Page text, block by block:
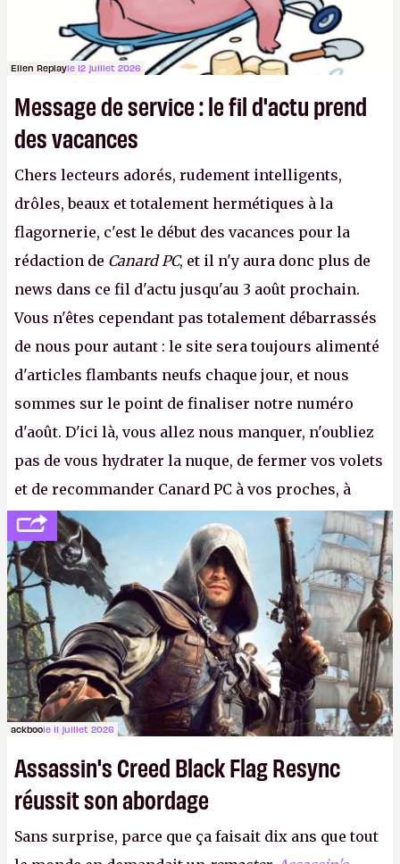
Ellen Replayle 12 juillet 2026
Message de service : le fil d'actu prend
des vacances
Chers lecteurs adorés, rudement intelligents,
drôles, beaux et totalement hermétiques à la
flagornerie, c'est le début des vacances pour la
rédaction de Canard PC, et il n'y aura donc plus de
news dans ce fil d'actu jusqu'au 3 août prochain.
Vous n'êtes cependant pas totalement débarrassés
de nous pour autant : le site sera toujours alimenté
d'articles flambants neufs chaque jour, et nous
sommes sur le point de finaliser notre numéro
d'août. D'ici là, vous allez nous manquer, n'oubliez
pas de vous hydrater la nuque, de fermer vos volets
et de recommander Canard PC à vos proches, à
votre famille et aux inconnus que vous croisez
dans la rue. Bon été à tous ! –ER.
ackboole 11 juillet 2026
Assassin's Creed Black Flag Resync
réussit son abordage
Sans surprise, parce que ça faisait dix ans que tout